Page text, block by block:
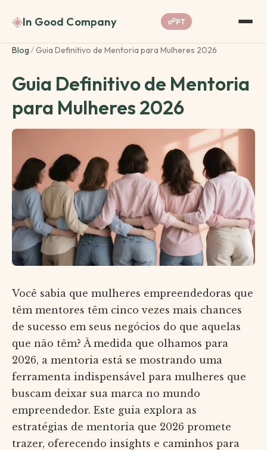
◈In Good Company ☍PT
Blog/Guia Definitivo de Mentoria para Mulheres 2026
Guia Definitivo de Mentoria
para Mulheres 2026
Você sabia que mulheres empreendedoras que
têm mentores têm cinco vezes mais chances
de sucesso em seus negócios do que aquelas
que não têm? À medida que olhamos para
2026, a mentoria está se mostrando uma
ferramenta indispensável para mulheres que
buscam deixar sua marca no mundo
empreendedor. Este guia explora as
estratégias de mentoria que 2026 promete
trazer, oferecendo insights e caminhos para